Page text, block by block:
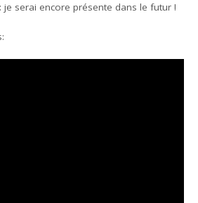
je serai encore présente dans le futur !